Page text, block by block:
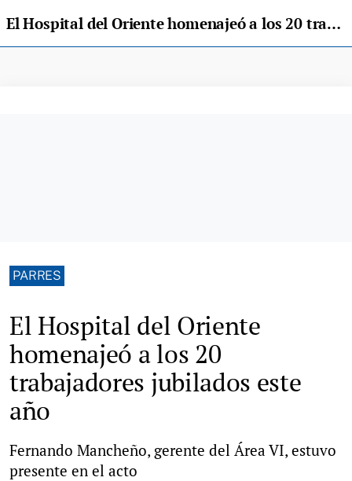
El Hospital del Oriente homenajeó a los 20 trabajadores jubilados este año
PARRES
El Hospital del Oriente
homenajeó a los 20
trabajadores jubilados este
año
Fernando Mancheño, gerente del Área VI, estuvo
presente en el acto